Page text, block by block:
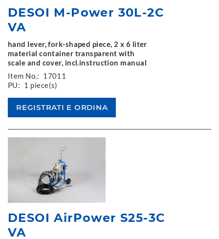
DESOI M-Power 30L-2C
VA
hand lever, fork-shaped piece, 2 x 6 liter
material container transparent with
scale and cover, incl.instruction manual
Item No.: 17011
PU: 1 piece(s)
DESOI AirPower S25-3C
VA